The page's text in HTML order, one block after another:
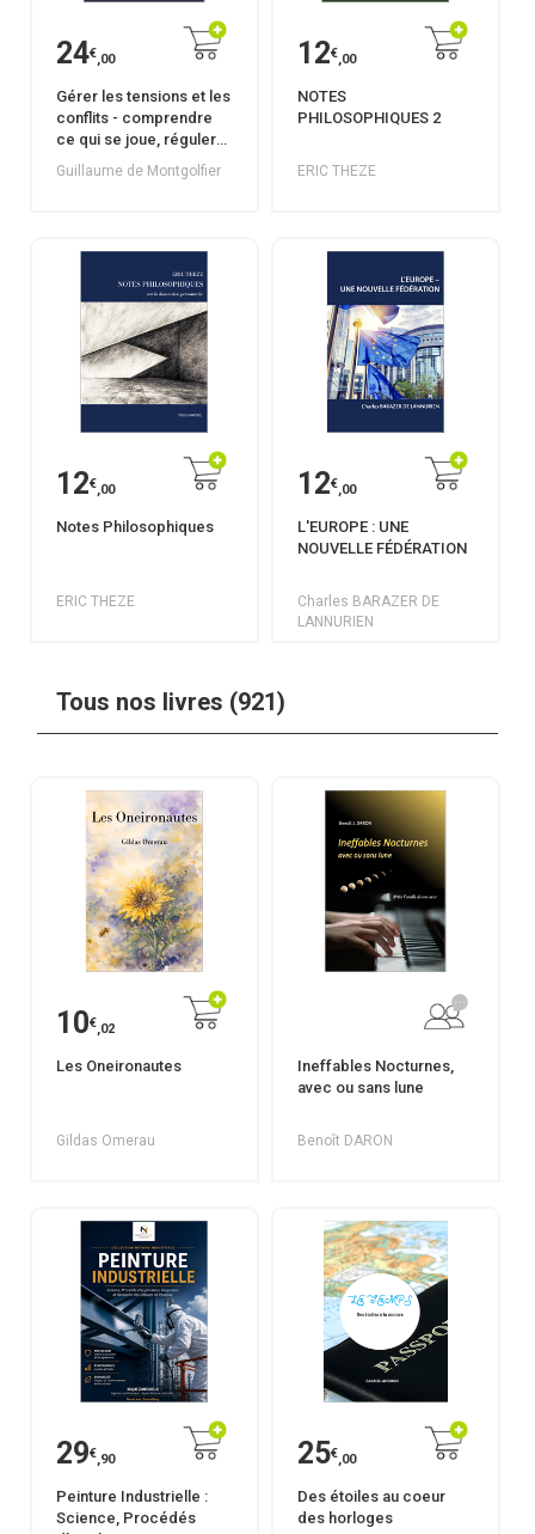
24€,00
Gérer les tensions et les
conflits - comprendre
ce qui se joue, réguler
les relations,
Guillaume de Montgolfier
12€,00
NOTES
PHILOSOPHIQUES 2
ERIC THEZE
12€,00
Notes Philosophiques
ERIC THEZE
12€,00
L'EUROPE : UNE
NOUVELLE FÉDÉRATION
Charles BARAZER DE
LANNURIEN
Tous nos livres (921)
10€,02
Les Oneironautes
Gildas Omerau
Ineffables Nocturnes,
avec ou sans lune
Benoît DARON
29€,90
Peinture Industrielle :
Science, Procédés
25€,00
Des étoiles au coeur
des horloges